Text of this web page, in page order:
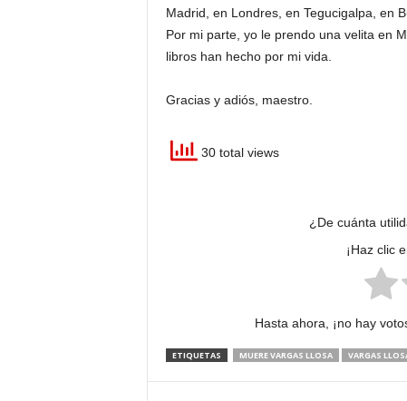
Madrid, en Londres, en Tegucigalpa, en
Por mi parte, yo le prendo una velita en
libros han hecho por mi vida.
Gracias y adiós, maestro.
30 total views
¿De cuánta
¡Haz clic
Hasta ahora, ¡no hay
ETIQUETAS MUERE VARGAS LLOSA VARGAS